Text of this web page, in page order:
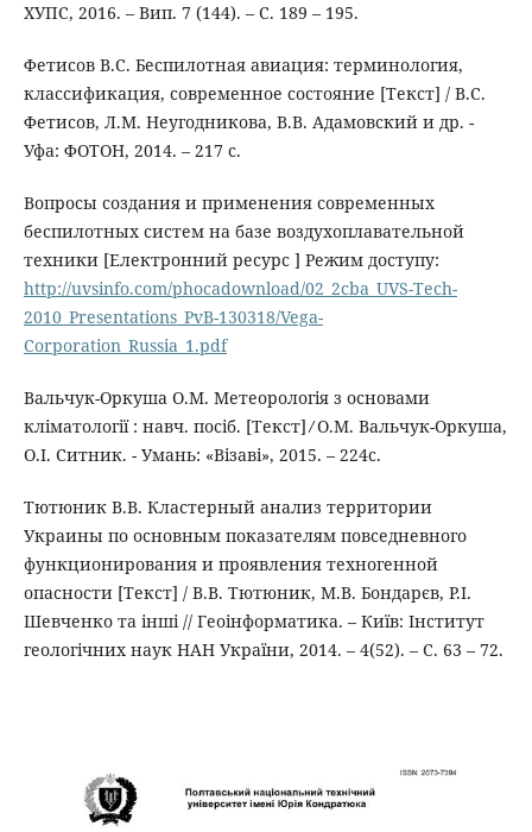
ХУПС, 2016. – Вип. 7 (144). – С. 189 – 195.
Фетисов В.С. Беспилотная авиация: терминология,
классификация, современное состояние [Текст] / В.С.
Фетисов, Л.М. Неугодникова, В.В. Адамовский и др. -
Уфа: ФОТОН, 2014. – 217 с.
Вопросы создания и применения современных
беспилотных систем на базе воздухоплавательной
техники [Електронний ресурс ] Режим доступу:
http://uvsinfo.com/phocadownload/02_2cba_UVS-Tech-
2010_Presentations_PvB-130318/Vega-
Corporation_Russia_1.pdf
Вальчук-Оркуша О.М. Метеорологія з основами
кліматології : навч. посіб. [Текст] ∕ О.М. Вальчук-Оркуша,
О.І. Ситник. - Умань: «Візаві», 2015. – 224с.
Тютюник В.В. Кластерный анализ территории
Украины по основным показателям повседневного
функционирования и проявления техногенной
опасности [Текст] / В.В. Тютюник, М.В. Бондарєв, Р.І.
Шевченко та інші // Геоінформатика. – Київ: Інститут
геологічних наук НАН України, 2014. – 4(52). – С. 63 – 72.